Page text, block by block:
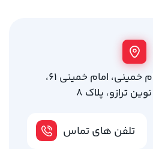
مشهد، میدان امام خمینی، امام خمینی 61،
ترازو، پلاک 8
تلفن های تماس